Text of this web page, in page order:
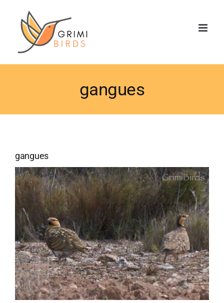
contenido
gangues
gangues